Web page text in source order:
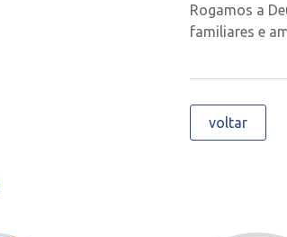
Rogamos a
familiares e
voltar